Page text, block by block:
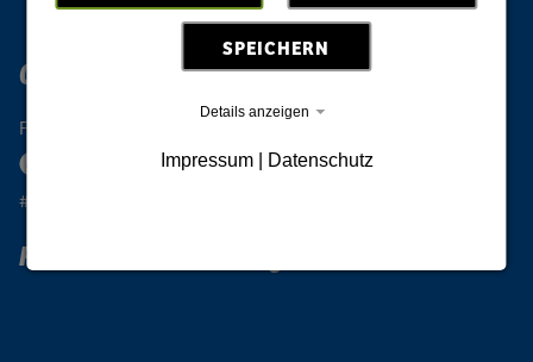
Oberlausitz Digital
Folge der Oberlausitz
#oberlausitzeinmalig
Reiselust Oberlausitz
SPEICHERN
Details anzeigen
Impressum| Datenschutz